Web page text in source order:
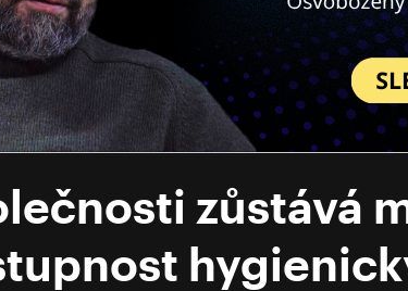
zůstává